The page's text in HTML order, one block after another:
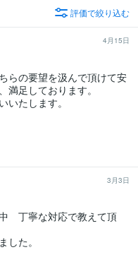
評価で絞り込む
4月15日
らの要望を汲んで頂けて安
足しております。
いたします。
3月3日
　丁寧な対応で教えて頂
した。